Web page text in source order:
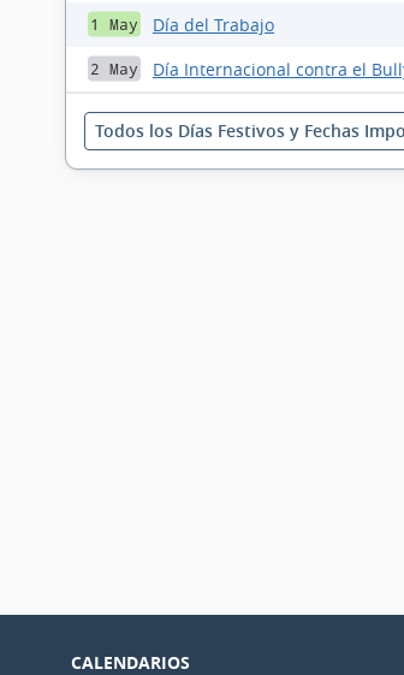
1 May Día del Trabajo
2 May Día Internacional contra el
Todos los Días Festivos y Fechas
CALENDARIOS